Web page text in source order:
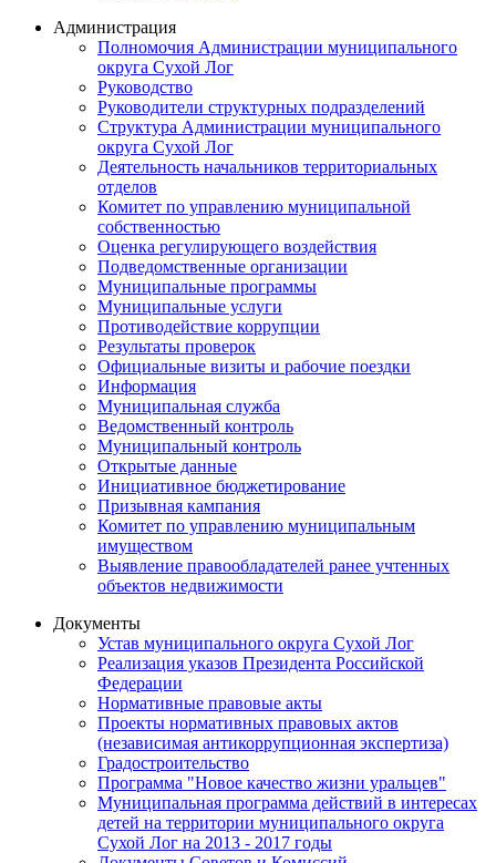
Администрация
Полномочия Администрации муниципального
округа Сухой Лог
Руководство
Руководители структурных подразделений
Структура Администрации муниципального
округа Сухой Лог
Деятельность начальников территориальных
отделов
Комитет по управлению муниципальной
собственностью
Оценка регулирующего воздействия
Подведомственные организации
Муниципальные программы
Муниципальные услуги
Противодействие коррупции
Результаты проверок
Официальные визиты и рабочие поездки
Информация
Муниципальная служба
Ведомственный контроль
Муниципальный контроль
Открытые данные
Инициативное бюджетирование
Призывная кампания
Комитет по управлению муниципальным
имуществом
Выявление правообладателей ранее учтенных
объектов недвижимости
Документы
Устав муниципального округа Сухой Лог
Реализация указов Президента Российской
Федерации
Нормативные правовые акты
Проекты нормативных правовых актов
(независимая антикоррупционная экспертиза)
Градостроительство
Программа "Новое качество жизни уральцев"
Муниципальная программа действий в интересах
детей на территории муниципального округа
Сухой Лог на 2013 - 2017 годы